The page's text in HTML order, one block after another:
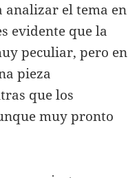
analizar el tema en
evidente que la
peculiar, pero en
pieza
que los
muy pronto